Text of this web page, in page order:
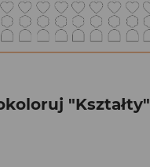
"Kształty"